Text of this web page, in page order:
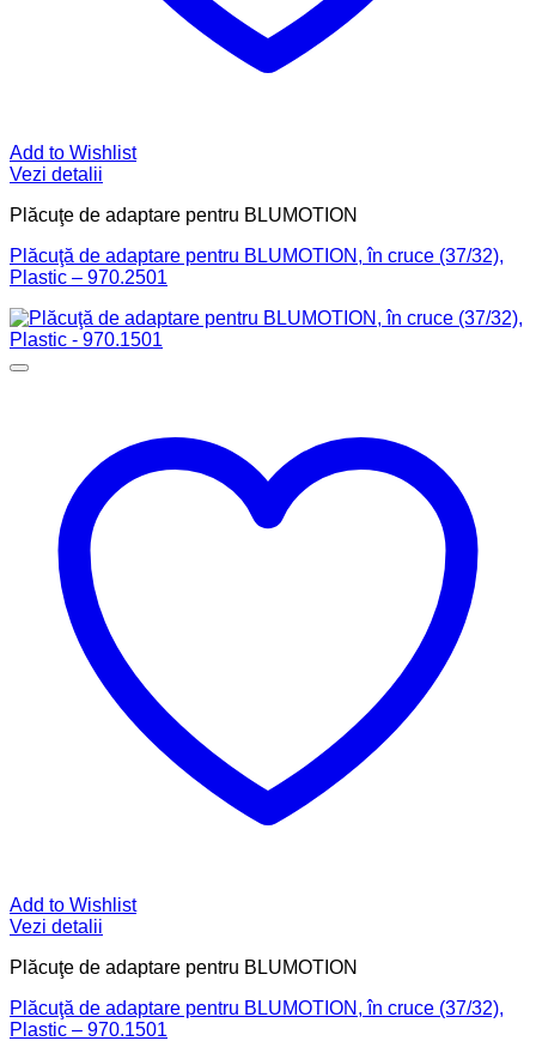
Add to Wishlist
Vezi detalii
Plăcuţe de adaptare pentru BLUMOTION
Plăcuţă de adaptare pentru BLUMOTION, în cruce (37/32),
Plastic – 970.2501
Add to Wishlist
Vezi detalii
Plăcuţe de adaptare pentru BLUMOTION
Plăcuţă de adaptare pentru BLUMOTION, în cruce (37/32),
Plastic – 970.1501